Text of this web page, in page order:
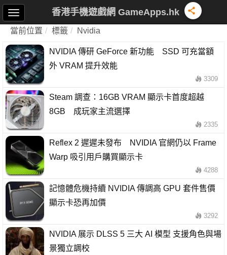
香港手機遊戲網 GameApps.hk
當前位置 標籤 Nvidia
NVIDIA 傳研 GeForce 新功能 SSD 可充當額
外 VRAM 提升效能
3309
Steam 調查：16GB VRAM 顯示卡首度超越
8GB 成玩家主流選擇
2335
Reflex 2 遲遲未發布 NVIDIA 官網仍以 Frame
Warp 吸引用戶購買顯示卡
4288
記憶體危機持續 NVIDIA 傳調高 GPU 套件售價
顯示卡恐再加價
3292
NVIDIA 展示 DLSS 5 三大 AI 模型 支援角色與場
景獨立調校